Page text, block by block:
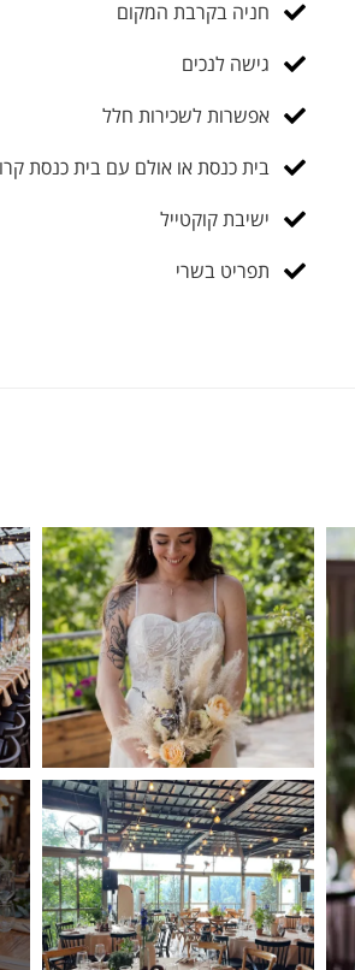
חניה בקרבת המקום
גישה לנכים
אפשרות לשכירות חלל
בית כנסת או אולם עם בית כנסת
ישיבת קוקטייל
תפריט בשרי